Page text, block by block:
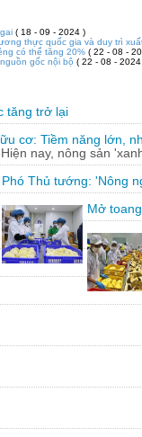
( 18 - 09 - 2024 )
thực quốc gia và duy trì
có thể tăng 20% ( 22 - 08 -
gốc nội bộ ( 22 - 08 - 2024
tăng trở lại
cơ: Tiềm năng lớn,
nay, nông sản
Phó Thủ tướng: 'Nông
Mở